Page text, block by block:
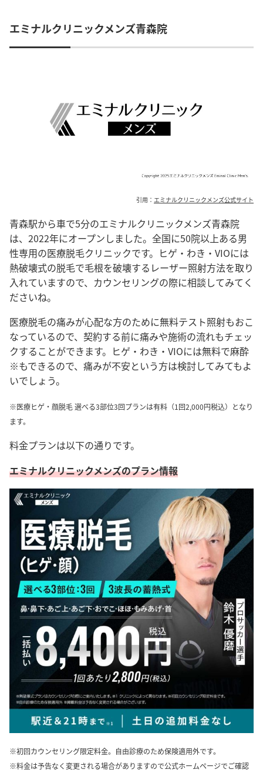
エミナルクリニックメンズ青森院
引用： エミナルクリニックメンズ公式サイト
青森駅から車で5分のエミナルクリニックメンズ青森院
は、2022年にオープンしました。全国に50院以上ある男
性専用の医療脱毛クリニックです。ヒゲ・わき・VIOには
熱破壊式の脱毛で毛根を破壊するレーザー照射方法を取り
入れていますので、カウンセリングの際に相談してみてく
ださいね。
医療脱毛の痛みが心配な方のために無料テスト照射もおこ
なっているので、契約する前に痛みや施術の流れもチェッ
クすることができます。ヒゲ・わき・VIOには無料で麻酔
※もできるので、痛みが不安という方は検討してみてもよ
いでしょう。
※医療ヒゲ・顔脱毛 選べる3部位3回プランは有料（1回2,000円税込）となり
ます。
料金プランは以下の通りです。
エミナルクリニックメンズのプラン情報
※初回カウンセリング限定料金。自由診療のため保険適用外です。
※料金は予告なく変更される場合がありますので公式ホームページでご確認